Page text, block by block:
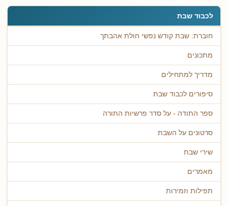
לכבוד שבת
חוברת: שבת קודש נפשי חולת אהבתך
מתכונים
מדריך למתחילים
סיפורים לכבוד שבת
ספר התודה - על סדר פרשיות התורה
סרטונים על השבת
שירי שבת
מאמרים
תפילות וזמירות